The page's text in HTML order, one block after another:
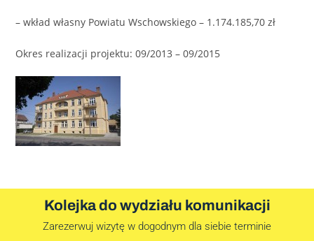
– wkład własny Powiatu Wschowskiego – 1.174.185,70 zł
Okres realizacji projektu: 09/2013 – 09/2015
Kolejka do wydziału komunikacji
Zarezerwuj wizytę w dogodnym dla siebie terminie